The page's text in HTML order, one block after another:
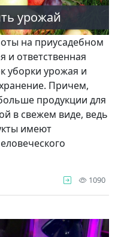
урожай
на приусадебном
и ответственная
уборки урожая и
Причем,
продукции для
в свежем виде, ведь
имеют
1090